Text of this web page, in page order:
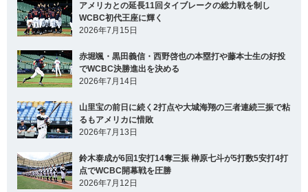
アメリカとの延長11回タイブレークの総力戦を制し
WCBC初代王座に輝く
2026年7月15日
赤堀颯・黒田義信・西野啓也の本塁打や藤本士生の好投
でWCBC決勝進出を決める
2026年7月14日
山里宝の前日に続く2打点や大城海翔の三者連続三振で粘
るもアメリカに惜敗
2026年7月13日
鈴木泰成が6回1安打14奪三振 榊原七斗が5打数5安打4打
点でWCBC開幕戦を圧勝
2026年7月12日